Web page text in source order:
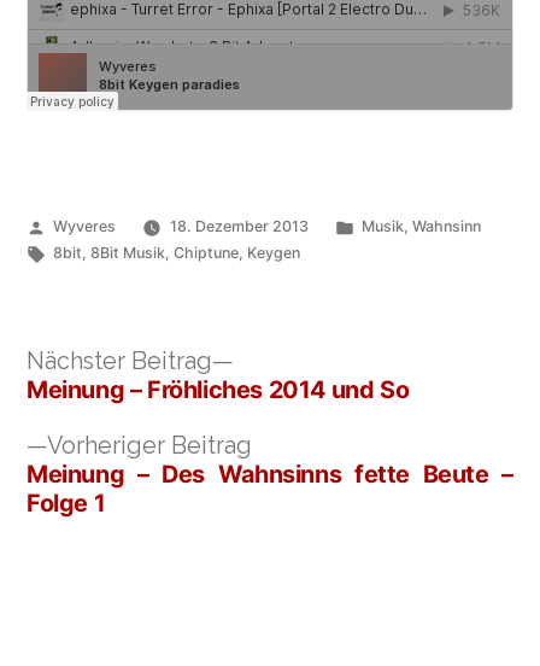
Veröffentlicht
von
Wyveres 18. Dezember 2013
Veröffentlicht
Musik, Wahnsinn
Schlagwörter:
8bit,8Bit Musik,Chiptune, Keygen
Vorheriger Beitrag
Beitrag:
Meinung – Des Wahnsinns fette Beute –
Folge 1
Nächster Beitrag
Beitrag:
Meinung – Fröhliches 2014 und So